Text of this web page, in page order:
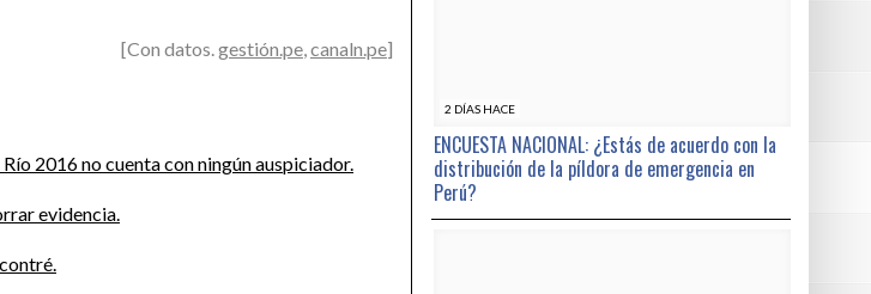
[Con datos. gestión.pe, canaln.pe]
2016 no cuenta con ningún auspiciador.
evidencia.
2 DÍAS HACE
ENCUESTA NACIONAL: ¿Estás de acuerdo con la
distribución de la píldora de emergencia en
Perú?